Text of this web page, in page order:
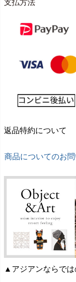
支払方法
返品特約について
商品についてのお
▲アジアンならでは